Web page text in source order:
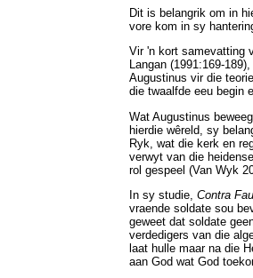
Dit is belangrik om in
vore kom in sy
Vir 'n kort samevatting
Langan (1991:169-
Augustinus vir die
die twaalfde eeu begin
Wat Augustinus
hierdie wêreld, sy
Ryk, wat die kerk en
verwyt van die
rol gespeel (Van Wyk
In sy studie, Contra
vraende soldate sou
geweet dat soldate
verdedigers van die
laat hulle maar na die
aan God wat God